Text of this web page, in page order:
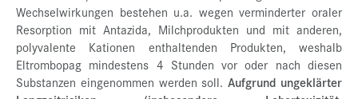
Wechselwirkungen bestehen u.a. wegen verminderter oraler
Resorption mit Antazida, Milchprodukten und mit anderen,
polyvalente Kationen enthaltenden Produkten, weshalb
Eltrombopag mindestens 4 Stunden vor oder nach diesen
Substanzen eingenommen werden soll.Aufgrund ungeklärter